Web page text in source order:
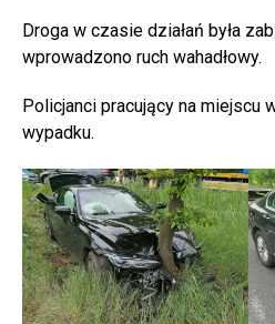
Droga w czasie działań była
wprowadzono ruch wahadłowy.
Policjanci pracujący na miejscu
wypadku.